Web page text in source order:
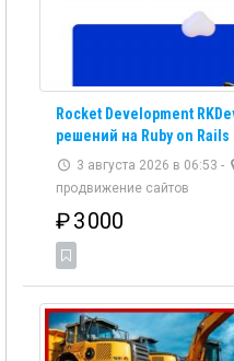
Rocket Development
решений на Ruby on Rails
3 августа 2026 в 06:53 -
продвижение сайтов
₽3 000